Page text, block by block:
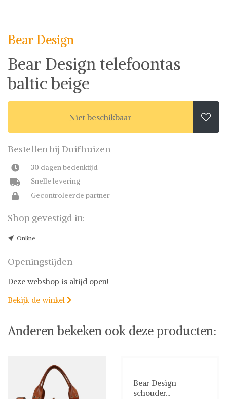
gecontroleerde leveranciers wereldwijd, bieden we meer
handtassen, praktische rugzakken en trendy
crossbodytassen. Onze prijzen zijn eerlijk en transparant,
zodat je met vertrouwen kunt shoppen. Daarnaast staat
veiligheid voorop bij Shwaybox - we garanderen een
probleemloze en veilige bestelervaring. Waar wacht je nog
op? Bezoek vandaag nog Shwaybox en vind jouw perfecte
Bear Design
Bear Design telefoontas
baltic beige
Niet beschikbaar 
Bestellen bij Duifhuizen
30 dagen bedenktijd
Snelle levering
Gecontroleerde partner
Shop gevestigd in:
Online
Openingstijden
Deze webshop is altijd open!
Bekijk de winkel 
Anderen bekeken ook deze producten:
Bear Design
schouder...